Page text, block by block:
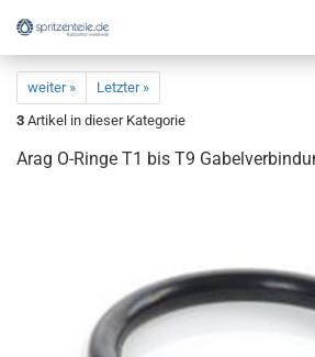
weiter »
Letzter »
3 Artikel in dieser Kategorie
Arag O-Ringe T1 bis T9